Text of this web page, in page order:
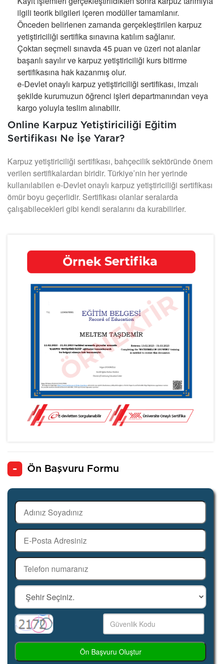
ilgili teorik bilgileri içeren modüller tamamlanır.
Önceden belirlenen zamanda gerçekleştirilen karpuz
yetiştiriciliği sertifika sınavına katılım sağlanır.
Çoktan seçmeli sınavda 45 puan ve üzeri not alanlar
başarılı sayılır ve karpuz yetiştiriciliği kurs bitirme
sertifikasına hak kazanmış olur.
e-Devlet onaylı karpuz yetiştiriciliği sertifikası, imzalı
şekilde kurumuzun öğrenci işleri departmanından veya
kargo yoluyla teslim alınabilir.
Online Karpuz Yetiştiriciliği Eğitim
Sertifikası Ne İşe Yarar?
Karpuz yetiştiriciliği sertifikası, bahçecilik sektöründe önem
verilen sertifikalardan biridir. Türkiye’nin her yerinde
kullanılabilen e-Devlet onaylı karpuz yetiştiriciliği sertifikası
ömür boyu geçerlidir. Sertifikası olanlar seralarda
çalışabilecekleri gibi kendi seralarını da kurabilirler.
Ön Başvuru Formu
Ön Başvuru Oluştur